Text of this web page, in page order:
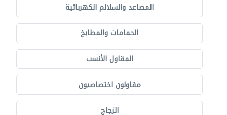
المصاعد والسلالم الكهربائية
الحمامات والمطابخ
المقاول الأنسب
مقاولون اختصاصيون
الزجاج